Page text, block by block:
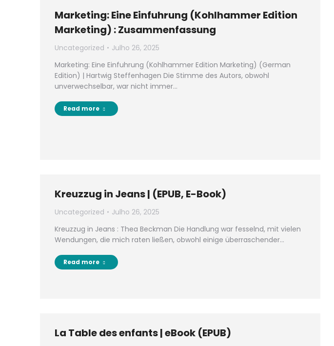
Marketing: Eine Einfuhrung (Kohlhammer Edition
Marketing) : Zusammenfassung
Uncategorized
Julho 26, 2025
Marketing: Eine Einfuhrung (Kohlhammer Edition Marketing) (German
Edition) | Hartwig Steffenhagen Die Stimme des Autors, obwohl
unverwechselbar, war nicht immer…
Read more
Kreuzzug in Jeans | (EPUB, E-Book)
Uncategorized
Julho 26, 2025
Kreuzzug in Jeans : Thea Beckman Die Handlung war fesselnd, mit vielen
Wendungen, die mich raten ließen, obwohl einige überraschender…
Read more
La Table des enfants | eBook (EPUB)